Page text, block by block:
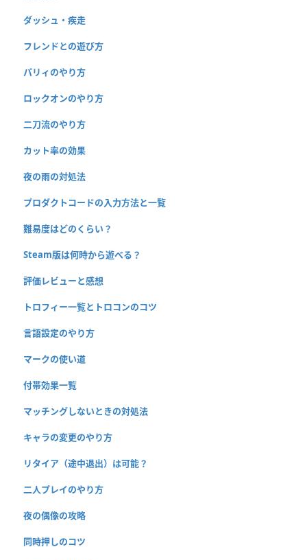
ダッシュ・疾走
フレンドとの遊び方
パリィのやり方
ロックオンのやり方
二刀流のやり方
カット率の効果
夜の雨の対処法
プロダクトコードの入力方法と一覧
難易度はどのくらい？
Steam版は何時から遊べる？
評価レビューと感想
トロフィー一覧とトロコンのコツ
言語設定のやり方
マークの使い道
付帯効果一覧
マッチングしないときの対処法
キャラの変更のやり方
リタイア（途中退出）は可能？
二人プレイのやり方
夜の偶像の攻略
同時押しのコツ